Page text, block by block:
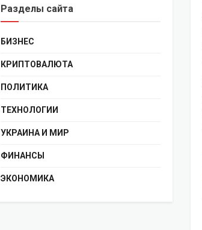
Разделы сайта
БИЗНЕС
КРИПТОВАЛЮТА
ПОЛИТИКА
ТЕХНОЛОГИИ
УКРАИНА И МИР
ФИНАНСЫ
ЭКОНОМИКА